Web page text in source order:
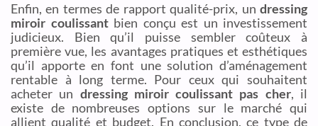
Enfin, en termes de rapport qualité-prix, un dressing
miroir coulissantbien conçu est un investissement
judicieux. Bien qu’il puisse sembler coûteux à
première vue, les avantages pratiques et esthétiques
qu’il apporte en font une solution d’aménagement
rentable à long terme. Pour ceux qui souhaitent
acheter un dressing miroir coulissant pas cher, il
existe de nombreuses options sur le marché qui
allient qualité et budget. En conclusion, ce type de